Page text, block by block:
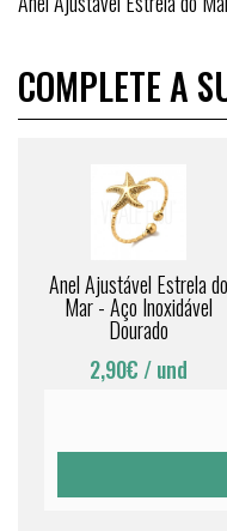
COMPLETE A
Anel Ajustável Estrela do
Mar - Aço Inoxidável
Dourado
2,90€ / und